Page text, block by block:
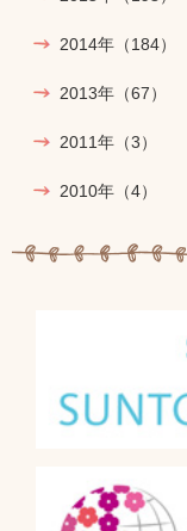
2014年 （184）
2013年 （67）
2011年 （3）
2010年 （4）